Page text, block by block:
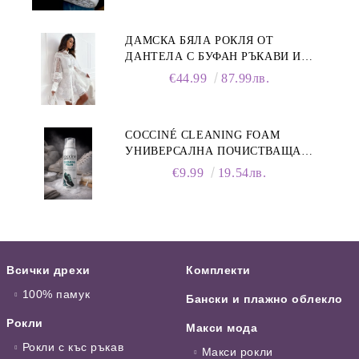
ДАМСКА БЯЛА РОКЛЯ ОТ
ДАНТЕЛА С БУФАН РЪКАВИ И
€44.99 87.99лв.
COCCINÉ CLEANING FOAM
УНИВЕРСАЛНА ПОЧИСТВАЩА
ПЯНА ЗА ОБУВКИ, 150 МЛ
€9.99 19.54лв.
Всички дрехи
100% памук
Рокли
Рокли с къс ръкав
Комплекти
Бански и плажно облекло
Макси мода
Макси рокли